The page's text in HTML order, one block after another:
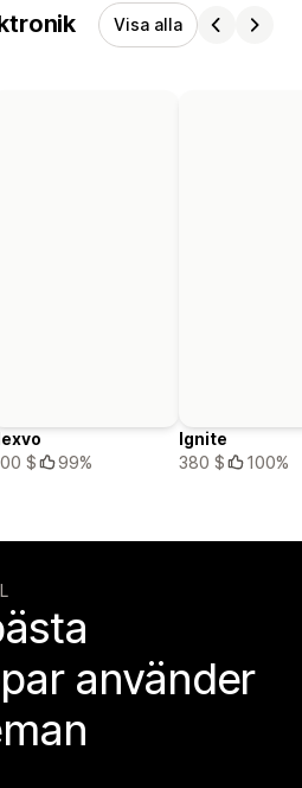
Visa alla
$
99%
Ignite
380 $
100%
använder